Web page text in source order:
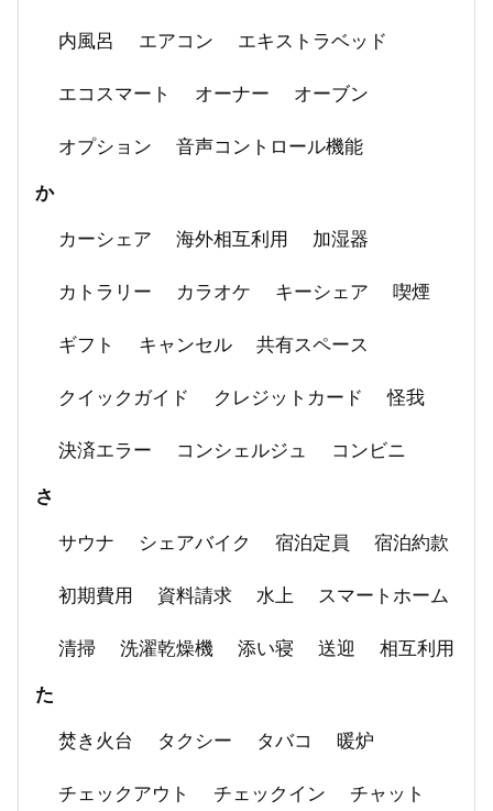
内風呂 エアコン エキストラベッド
エコスマート オーナー オーブン
オプション 音声コントロール機能
か
カーシェア 海外相互利用 加湿器
カトラリー カラオケ キーシェア 喫煙
ギフト キャンセル 共有スペース
クイックガイド クレジットカード 怪我
決済エラー コンシェルジュ コンビニ
さ
サウナ シェアバイク 宿泊定員 宿泊約款
初期費用 資料請求 水上 スマートホーム
清掃 洗濯乾燥機 添い寝 送迎 相互利用
た
焚き火台 タクシー タバコ 暖炉
チェックアウト チェックイン チャット